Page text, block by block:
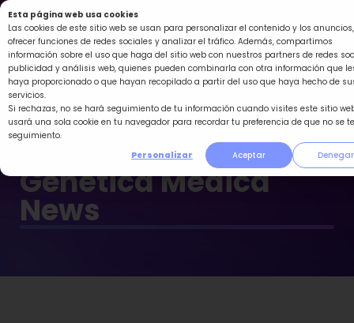
Esta página web usa cookies
Las cookies de este sitio web se usan para personalizar el contenido y los anuncios,
ofrecer funciones de redes sociales y analizar el tráfico. Además, compartimos
información sobre el uso que haga del sitio web con nuestros partners de redes
publicidad y análisis web, quienes pueden combinarla con otra información que
haya proporcionado o que hayan recopilado a partir del uso que haya hecho de
servicios.
Si rechazas, no se hará seguimiento de tu información cuando visites este sitio
usará una sola cookie en tu navegador para recordar tu preferencia de que no se
seguimiento.
Personalizar
Aceptar Denegar
Ir
al
contenido
Genética Médica
News